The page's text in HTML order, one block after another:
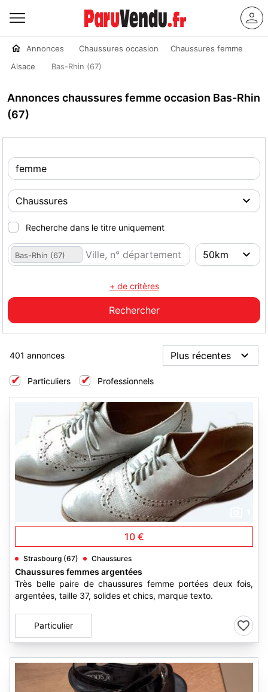
Annonces Chaussures occasion
Chaussures femme
Alsace
Bas-Rhin (67)
Annonces chaussures femme occasion Bas-Rhin
(67)
Recherche dans le titre uniquement
Bas-Rhin (67)
+ de critères
401 annonces
Particuliers Professionnels
10 €
Strasbourg (67) Chaussures
Chaussures femmes argentées
Très belle paire de chaussures femme portées deux fois,
argentées, taille 37, solides et chics, marque texto.
Particulier